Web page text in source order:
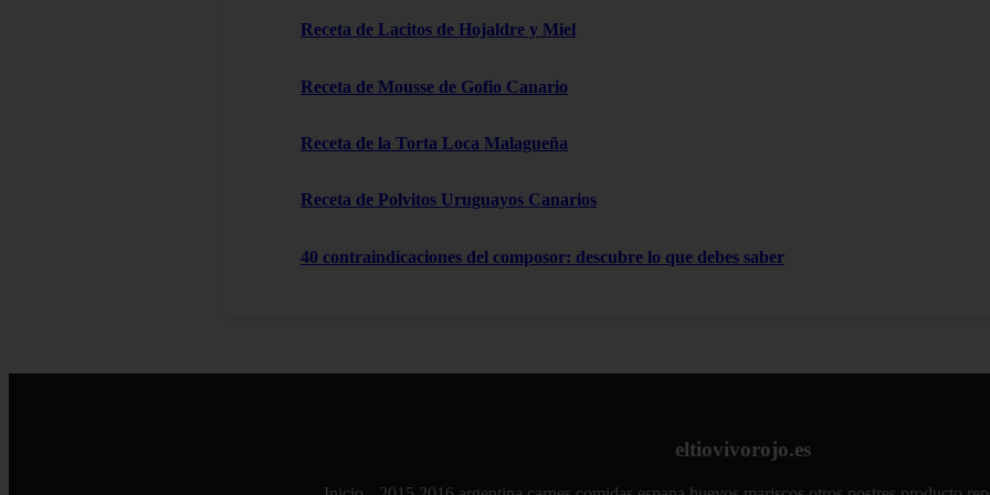
Receta de Lacitos de Hojaldre y Miel
Receta de Mousse de Gofio Canario
Receta de la Torta Loca Malagueña
Receta de Polvitos Uruguayos Canarios
40 contraindicaciones del composor: descubre lo que debes saber
eltiovivorojo.es